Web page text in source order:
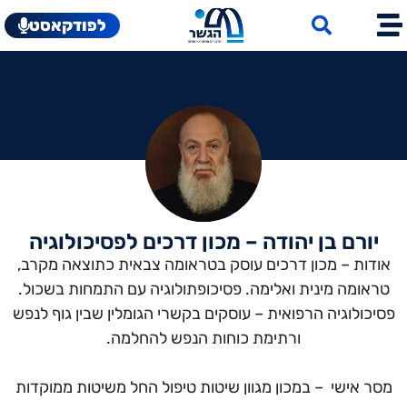
לפודקאסט
יורם בן יהודה – מכון דרכים לפסיכולוגיה
אודות – מכון דרכים עוסק בטראומה צבאית כתוצאה מקרב,
טראומה מינית ואלימה. פסיכופתולוגיה עם התמחות בשכול.
פסיכולוגיה הרפואית – עוסקים בקשרי הגומלין שבין גוף לנפש
ורתימת כוחות הנפש להחלמה.
מסר אישי – במכון מגוון שיטות טיפול החל משיטות ממוקדות